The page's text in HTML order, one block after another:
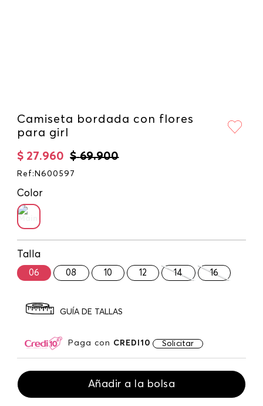
Camiseta bordada con flores
para girl
$ 69.900
$ 27.960
Ref : N600597
Color
Talla
06 08 10 12 14 16
GUÍA DE TALLAS
Paga con CREDI10 Solicitar
Añadir a la bolsa